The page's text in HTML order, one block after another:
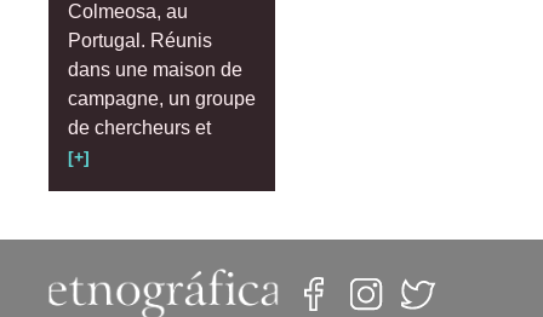
Colmeosa, au
Portugal. Réunis
dans une maison de
campagne, un groupe
de chercheurs et
[+]